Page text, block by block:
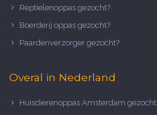
Reptielenoppas gezocht?
Boerderij oppas gezocht?
Paardenverzorger gezocht?
Overal in Nederland
Huisdierenoppas Amsterdam gezocht